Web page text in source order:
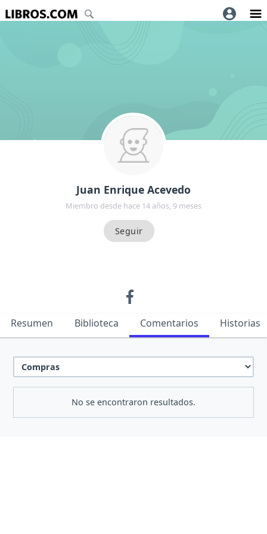
Juan Enrique Acevedo
Miembro desde hace 14 años, 9 meses
Resumen Biblioteca Comentarios Historias
No se encontraron resultados.